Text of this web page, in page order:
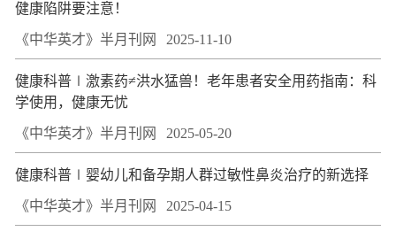
健康陷阱要注意！
《中华英才》半月刊网 2025-11-10
健康科普∣激素药≠洪水猛兽！老年患者安全用药指南：科
学使用，健康无忧
《中华英才》半月刊网 2025-05-20
健康科普∣婴幼儿和备孕期人群过敏性鼻炎治疗的新选择
《中华英才》半月刊网 2025-04-15